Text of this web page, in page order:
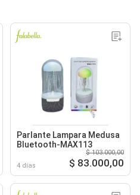
Parlante Lampara Medusa
Bluetooth-MAX113
4 días
$ 103.000,00
$ 83.000,00